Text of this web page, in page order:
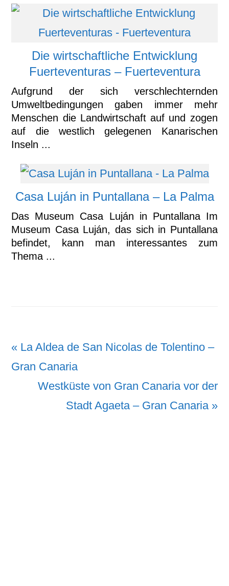
Die wirtschaftliche Entwicklung
Fuerteventuras – Fuerteventura
Aufgrund der sich verschlechternden
Umweltbedingungen gaben immer mehr
Menschen die Landwirtschaft auf und zogen
auf die westlich gelegenen Kanarischen
Inseln ...
Casa Luján in Puntallana – La Palma
Das Museum Casa Luján in Puntallana Im
Museum Casa Luján, das sich in Puntallana
befindet, kann man interessantes zum
Thema ...
Vorheriger
Beitrag:
« La Aldea de San Nicolas de Tolentino –
Gran Canaria
Nächster
Beitrag:
Westküste von Gran Canaria vor der
Stadt Agaeta – Gran Canaria »